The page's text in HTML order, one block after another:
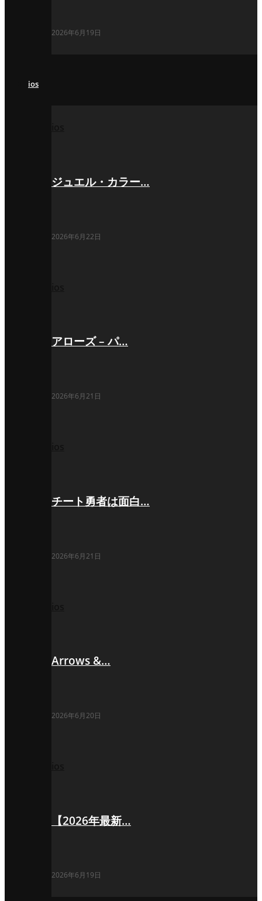
2026年6月19日
ios
ジュエル・カラー…
2026年6月22日
アローズ – パ…
2026年6月21日
チート勇者は面白…
2026年6月21日
Arrows &…
2026年6月20日
【2026年最新…
2026年6月19日